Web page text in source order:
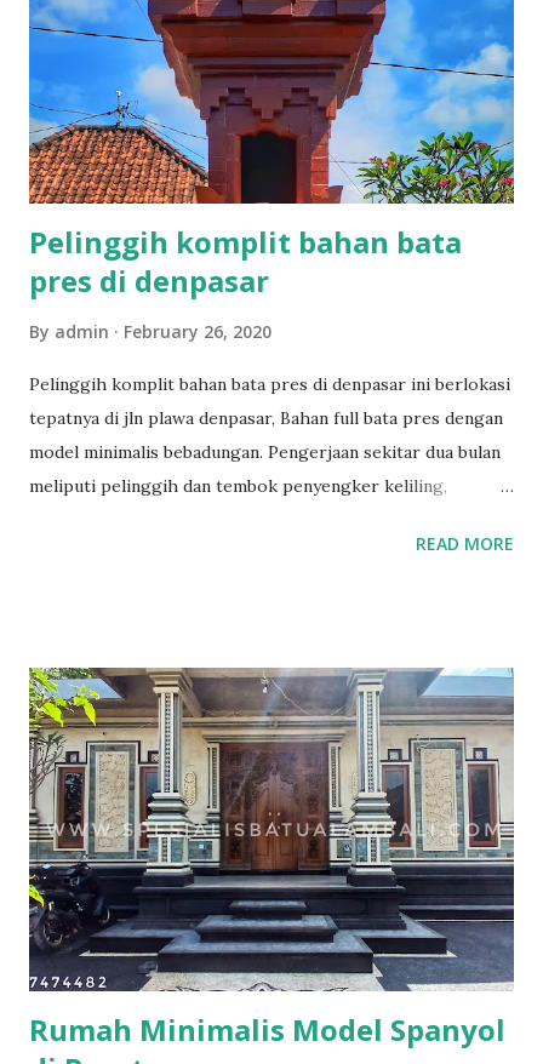
Pelinggih komplit bahan bata
pres di denpasar
By admin February 26, 2020
Pelinggih komplit bahan bata pres di denpasar ini berlokasi
tepatnya di jln plawa denpasar, Bahan full bata pres dengan
model minimalis bebadungan. Pengerjaan sekitar dua bulan
meliputi pelinggih dan tembok penyengker keliling,
ratu ngurah Piasan Pelinggih surya Pelinggih tugu
bali bahan bata pres bisa dilihat di tautan sebagai berikut
Semua postingan tentang bata pres Untuk mendapatkan
diskon 5 persen bisa follow ,like dan subscribe channel
youtube kami di
https://www.youtube.com/spesialisbatualambali untuk yang
tidak sedang membangun juga bisa mendapat tambahan
penghasilan berupa persenan 5 % dari setiap order yang
deal dengan cara menjadi penghubung proyek.
READ MORE
Rumah Minimalis Model Spanyol